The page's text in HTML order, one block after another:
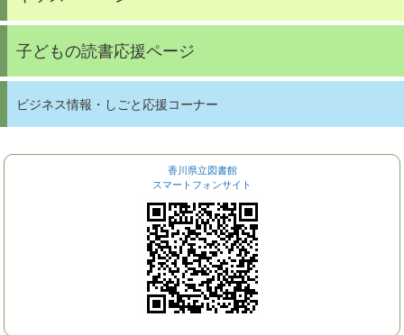
子どもの読書応援ページ
ビジネス情報・しごと応援コーナー
香川県立図書館
スマートフォンサイト